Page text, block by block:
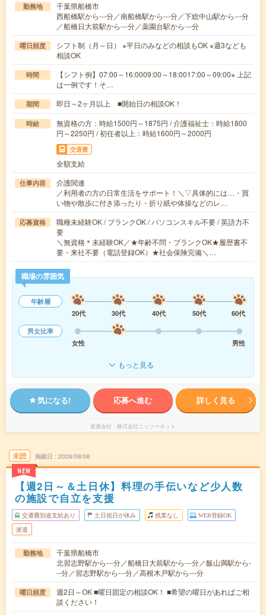
勤務地
千葉県船橋市
西船橋駅から---分／南船橋駅から---分／下総中山駅から---分
／船橋日大前駅から---分／薬園台駅から---分
曜日頻度
シフト制（月～日） ※平日のみなどの相談もOK ※週3なども
相談OK
時間
【シフト例】07:00～16:0009:00～18:0017:00～09:00※ 上記
は一例です！そ…
期間 即日～2ヶ月以上 ■開始日の相談OK！
時給
無資格の方：時給1500円～1875円 / 介護福祉士：時給1800
円～2250円 / 初任者以上：時給1600円～2000円
交通費
全額支給
仕事内容
介護関連
／利用者の方の日常生活をサポート！＼▽具体的には…・買
い物や散歩に付き添ったり・折り紙や体操などのレ…
応募資格
職種未経験OK / ブランクOK / パソコンスキル不要 / 英語力不
要
＼無資格＊未経験OK／★年齢不問・ブランクOK★履歴書不
要・来社不要（電話登録OK）★社会保険完備＼…
職場の雰囲気
年齢層
20代
30代 40代 50代
60代
男女比率
女性
男性
もっと見る
気になる! 応募へ進む 詳しく見る
派遣会社 株式会社ニッソーネット
未読
NEW
掲載日 2026/08/06
【週2日～＆土日休】料理の手伝いなど少人数
の施設で自立を支援
交通費別途支給あり 土日祝日が休み 残業なし WEB登録OK
派遣
勤務地
千葉県船橋市
北習志野駅から---分／船橋日大前駅から---分／飯山満駅から-
--分／習志野駅から---分／高根木戸駅から---分
曜日頻度
週2日～OK ■曜日固定の相談OK！ ■希望の曜日があればご相
談ください！